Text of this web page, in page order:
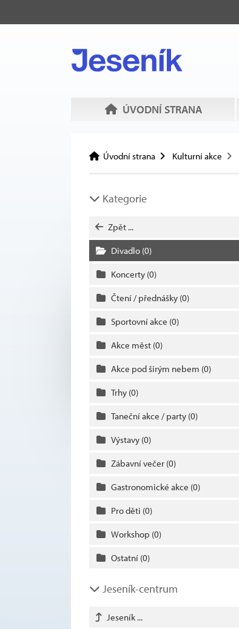
ÚVODNÍ STRANA
Úvodní strana Kulturní akce
Kategorie
Zpět ...
Divadlo (0)
Koncerty (0)
Čtení / přednášky (0)
Sportovní akce (0)
Akce měst (0)
Akce pod širým nebem (0)
Trhy (0)
Taneční akce / party (0)
Výstavy (0)
Zábavní večer (0)
Gastronomické akce (0)
Pro děti (0)
Workshop (0)
Ostatní (0)
Jeseník-centrum
Jeseník ...